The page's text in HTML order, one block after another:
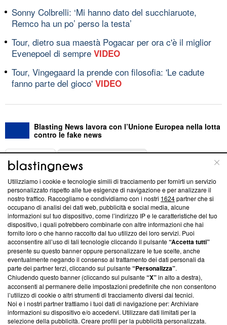
Sonny Colbrelli: ‘Mi hanno dato del succhiaruote,
Remco ha un po’ perso la testa’
Tour, dietro sua maestà Pogacar per ora c'è il miglior
Evenepoel di sempre VIDEO
Tour, Vingegaard la prende con filosofia: 'Le cadute
fanno parte del gioco' VIDEO
Blasting News lavora con l’Unione Europea nella lotta
contro le fake news
ABOUT
Questa sezione offre informazioni trasparenti su Blasting
News, sui nostri processi editoriali e su come ci impegniamo a
creare news di qualità. Inoltre, afferma la nostra aderenza a
‘Trust Project - News with Integrity’Blasting News non è
ancora membro del programma, ma ha richiesto di farne
parte; Trust Project non ha ancora effettuato una verifica di
conformità agli standard.
Su di noi
Team editoriale
Corporate
Utilizziamo i cookie e tecnologie simili di tracciamento per fornirti un servizio
personalizzato rispetto alle tue esigenze di navigazione e per analizzare il
nostro traffico. Raccogliamo e condividiamo con i nostri 1624partner che si
occupano di analisi dei dati web, pubblicità e social media, alcune
informazioni sul tuo dispositivo, come l’indirizzo IP e le caratteristiche del tuo
dispositivo, i quali potrebbero combinarle con altre informazioni che hai
fornito loro o che hanno raccolto dal tuo utilizzo dei loro servizi. Puoi
acconsentire all’uso di tali tecnologie cliccando il pulsante“Accetta tutti”
presente su questo banner oppure personalizzare le tue scelte, anche
eventualmente negando il consenso al trattamento dei dati personali da
parte dei partner terzi, cliccando sul pulsante“Personalizza”.
Chiudendo questo banner (cliccando sul pulsante“X”in alto a destra),
acconsenti al permanere delle impostazioni predefinite che non consentono
l’utilizzo di cookie o altri strumenti di tracciamento diversi dai tecnici.
Noi e i nostri partner trattiamo i tuoi dati di navigazione per: Archiviare
informazioni su dispositivo e/o accedervi. Utilizzare dati limitati per la
selezione della pubblicità. Creare profili per la pubblicità personalizzata.